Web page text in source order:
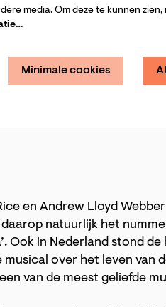
media. Om deze te kunnen zien,
Minimale cookies
en Andrew Lloyd
natuurlijk het
Ook in Nederland stond
musical over het leven van
van de meest geliefde